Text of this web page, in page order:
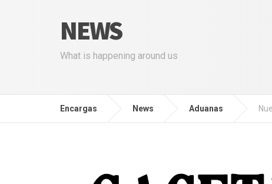
NEWS
What is happening around us
Encargas News Aduanas